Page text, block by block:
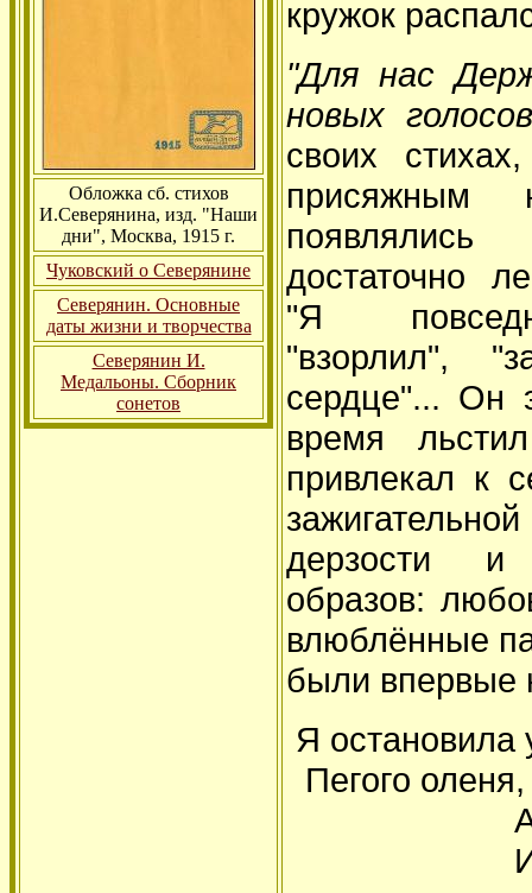
Обложка сб. стихов
И.Северянина, изд. "Наши
дни", Москва, 1915 г.
Чуковский о Северянине
Северянин. Основные
даты жизни и творчества
Северянин И.
Медальоны. Сборник
сонетов
кружок
"Для нас
новых
своих
присяжным
достаточно
"Я
"взорлил",
сердце"... Он
время
привлекал к
дерзости и
образов:
влюблённые
были впервые
Я остановила
Пегого
А я
И стала